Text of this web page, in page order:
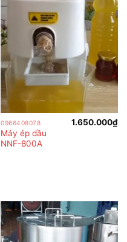
0966408078
Máy ép dầu
NNF-800A
1.650.000₫